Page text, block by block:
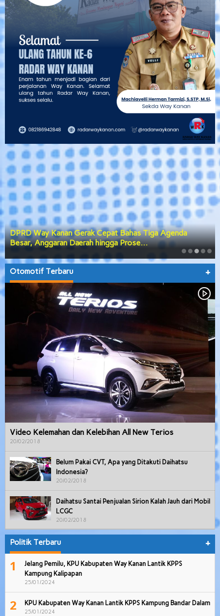
DPRD Way Kanan Gerak Cepat Bahas Tiga Agenda
Besar, Anggaran Daerah hingga Prose…
Otomotif Terbaru +
Video Kelemahan dan Kelebihan All New Terios
20/02/2018
Belum Pakai CVT, Apa yang Ditakuti Daihatsu
Indonesia?
20/02/2018
Daihatsu Santai Penjualan Sirion Kalah Jauh dari Mobil
LCGC
20/02/2018
Politik Terbaru +
1
Jelang Pemilu, KPU Kabupaten Way Kanan Lantik KPPS
Kampung Kalipapan
25/01/2024
2 KPU Kabupaten Way Kanan Lantik KPPS Kampung Bandar Dalam
25/01/2024